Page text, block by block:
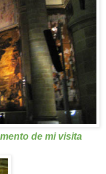
de mi visita